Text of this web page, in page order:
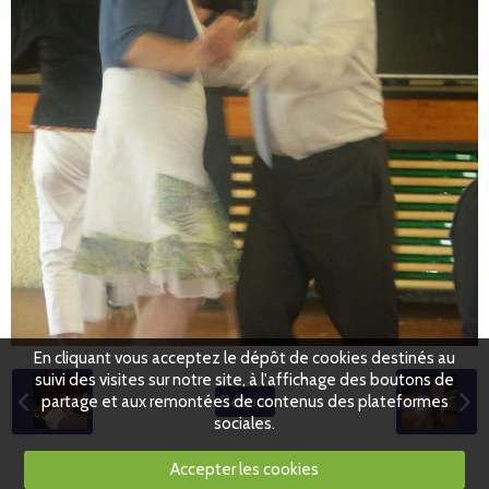
Retour
En cliquant vous acceptez le dépôt de cookies destinés au
suivi des visites sur notre site, à l'affichage des boutons de
partage et aux remontées de contenus des plateformes
sociales.
Accepter les cookies